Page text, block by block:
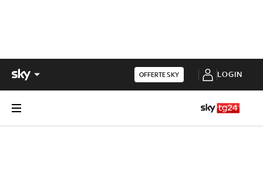
OFFERTE SKY LOGIN